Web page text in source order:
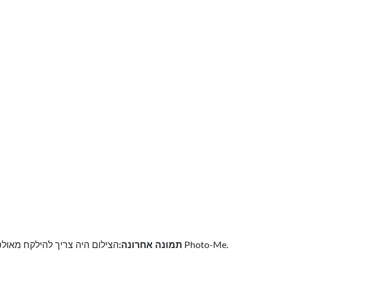
תמונה אחרונה: הצילום היה צריך להילקח מאולפן תמונות במהלך ששת החודשים האחרונים (6). לא יתקבלו תמונות שצולמו ממכונות Photo-Me.